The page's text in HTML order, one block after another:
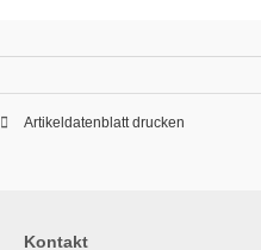
Artikeldatenblatt drucken
Kontakt